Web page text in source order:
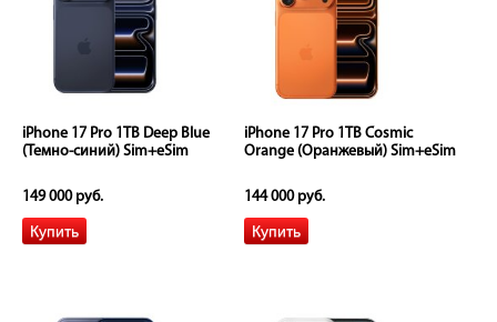
iPhone 17 Pro 1TB Deep Blue
(Темно-синий) Sim+eSim
149 000 руб.
iPhone 17 Pro 1TB Cosmic
Orange (Оранжевый) Sim+eSim
144 000 руб.